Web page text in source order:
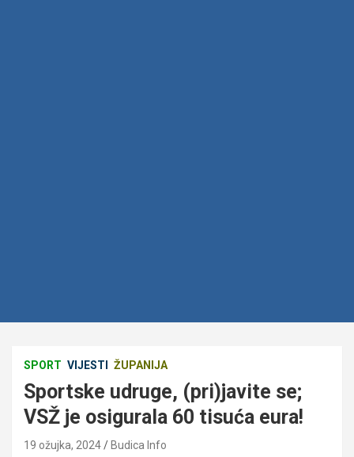
SPORT VIJESTI ŽUPANIJA
Sportske udruge, (pri)javite se;
VSŽ je osigurala 60 tisuća eura!
19 ožujka, 2024 Budica Info